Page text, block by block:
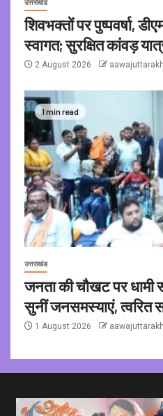
उत्तराखंड
शिवभक्तों पर पुष्पवर्षा,
स्वागत; सुरक्षित कांवड़
2 August 2026
1 min read
उत्तराखंड
जनता की चौखट पर धामी
सुनीं जनसमस्याएं, त्वरित
1 August 2026